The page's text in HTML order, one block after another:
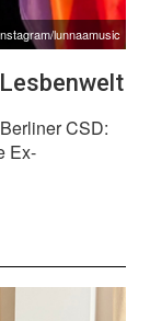
lunnaamusic
CSD:
Ex-